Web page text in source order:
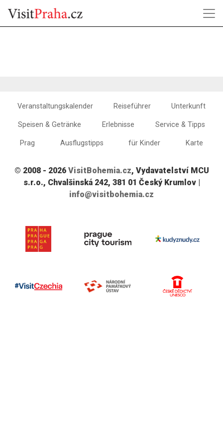
Veranstaltungskalender Reiseführer Unterkunft
Speisen & Getränke Erlebnisse Service & Tipps
Prag Ausflugstipps für Kinder Karte
© 2008 - 2026 VisitBohemia.cz, Vydavatelství MCU
s.r.o., Chvalšinská 242, 381 01 Český Krumlov |
info@visitbohemia.cz